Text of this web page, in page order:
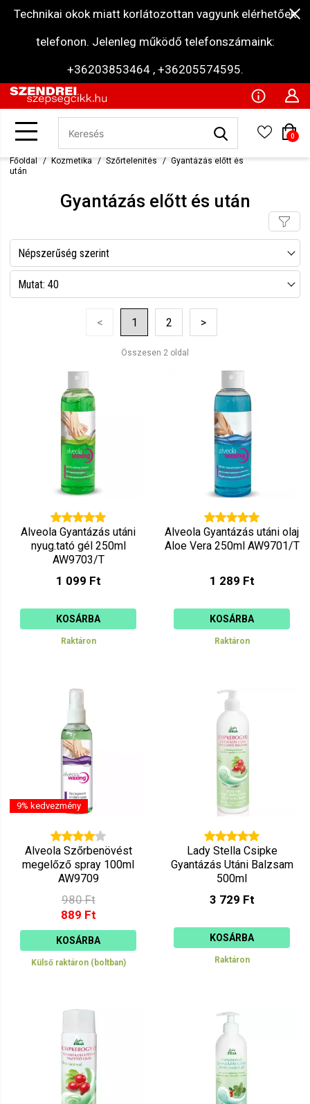
Technikai okok miatt korlátozottan vagyunk elérhetőek
telefonon. Jelenleg működő telefonszámaink:
+36203853464 , +36205574595.
0
Főoldal Kozmetika Szőrtelenítés
Gyantázás előtt és
után
Gyantázás előtt és után
Népszerűség szerint
Név szerint csökkenő
Mutat: 40
< 1 2 >
Összesen 2 oldal
Alveola Gyantázás utáni
nyug.tató gél 250ml
AW9703/T
1 099 Ft
KOSÁRBA
Raktáron
Alveola Gyantázás utáni olaj
Aloe Vera 250ml AW9701/T
1 289 Ft
KOSÁRBA
Raktáron
9% kedvezmény
Alveola Szőrbenövést
megelőző spray 100ml
AW9709
980 Ft
889 Ft
KOSÁRBA
Külső raktáron (boltban)
Lady Stella Csipke
Gyantázás Utáni Balzsam
500ml
3 729 Ft
KOSÁRBA
Raktáron